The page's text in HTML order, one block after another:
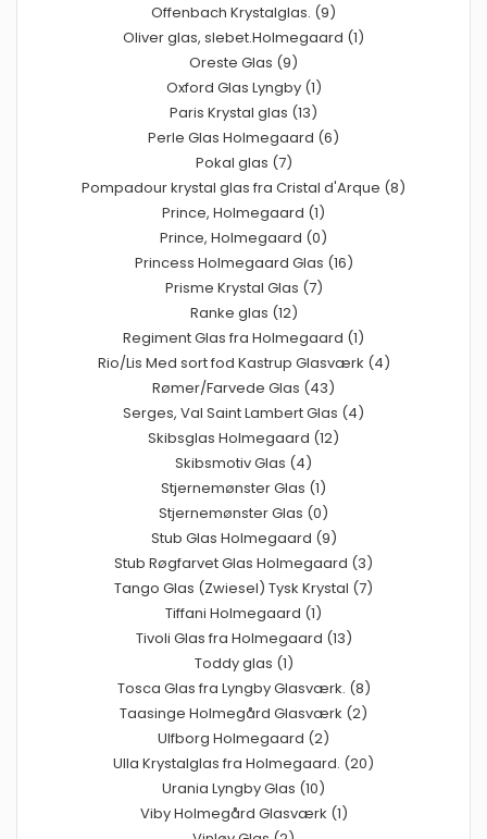
Offenbach Krystalglas. (9)
Oliver glas, slebet.Holmegaard (1)
Oreste Glas (9)
Oxford Glas Lyngby (1)
Paris Krystal glas (13)
Perle Glas Holmegaard (6)
Pokal glas (7)
Pompadour krystal glas fra Cristal d'Arque (8)
Prince, Holmegaard (1)
Prince, Holmegaard (0)
Princess Holmegaard Glas (16)
Prisme Krystal Glas (7)
Ranke glas (12)
Regiment Glas fra Holmegaard (1)
Rio/Lis Med sort fod Kastrup Glasværk (4)
Rømer/Farvede Glas (43)
Serges, Val Saint Lambert Glas (4)
Skibsglas Holmegaard (12)
Skibsmotiv Glas (4)
Stjernemønster Glas (1)
Stjernemønster Glas (0)
Stub Glas Holmegaard (9)
Stub Røgfarvet Glas Holmegaard (3)
Tango Glas (Zwiesel) Tysk Krystal (7)
Tiffani Holmegaard (1)
Tivoli Glas fra Holmegaard (13)
Toddy glas (1)
Tosca Glas fra Lyngby Glasværk. (8)
Taasinge Holmegård Glasværk (2)
Ulfborg Holmegaard (2)
Ulla Krystalglas fra Holmegaard. (20)
Urania Lyngby Glas (10)
Viby Holmegård Glasværk (1)